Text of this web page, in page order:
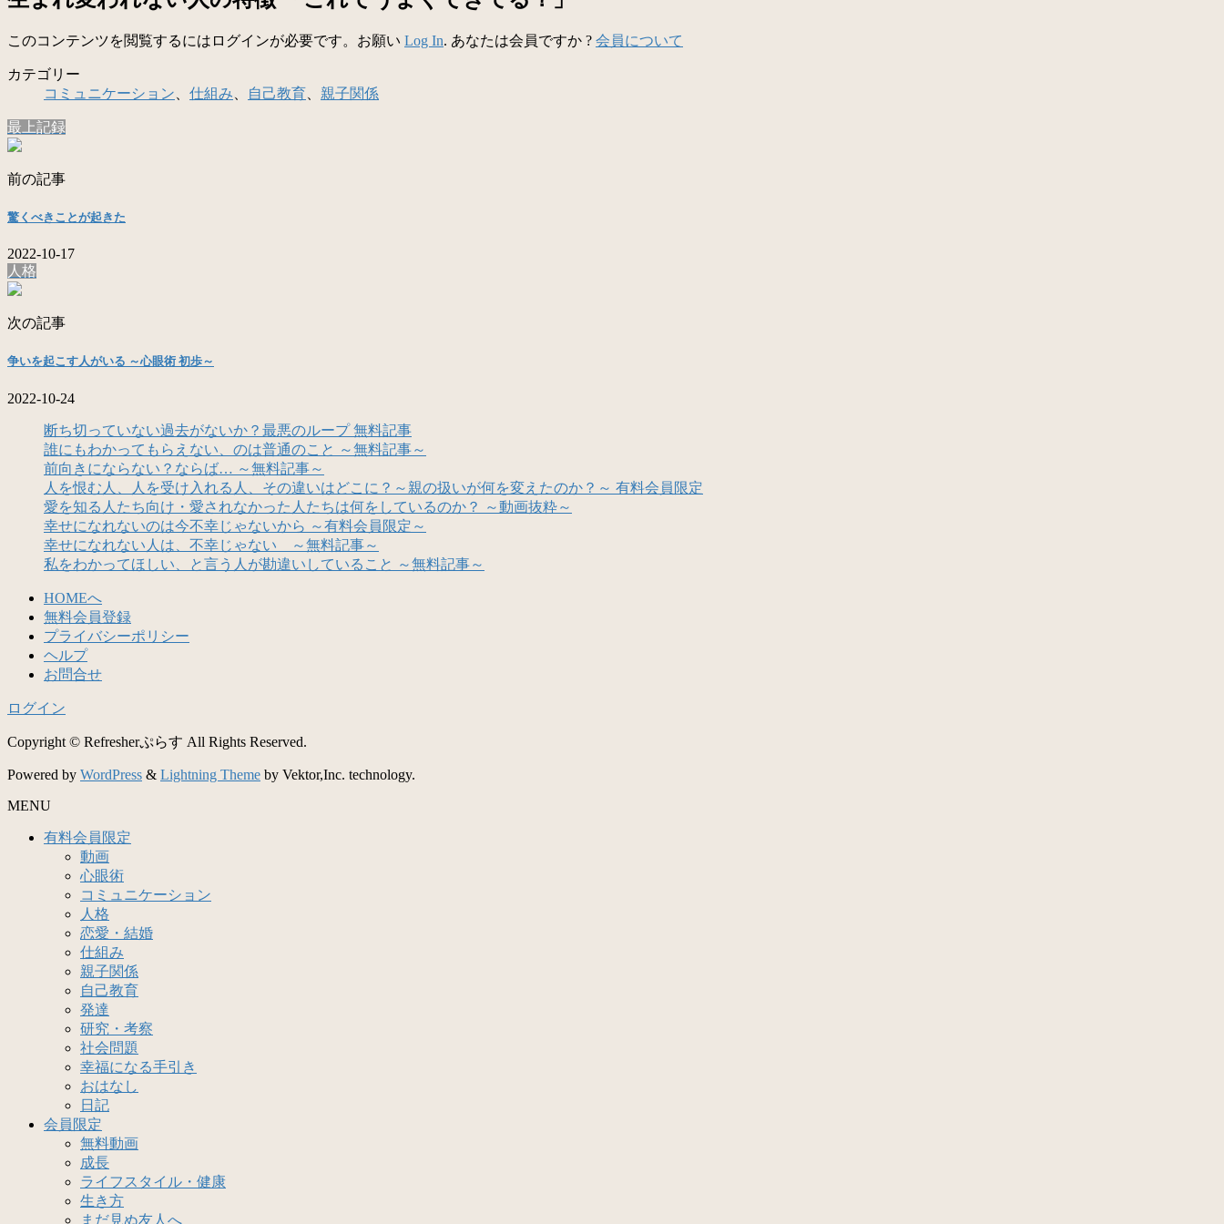
このコンテンツを閲覧するにはログインが必要です。お願い Log In. あなたは会員ですか ? 会員について
カテゴリー
コミュニケーション
仕組み 自己教育 親子関係
最上記録
前の記事
驚くべきことが起きた
2022-10-17
人格
次の記事
争いを起こす人がいる ～心眼術 初歩～
2022-10-24
断ち切っていない過去がないか？最悪のループ 無料記事
誰にもわかってもらえない、のは普通のこと ～無料記事～
前向きにならない？ならば… ～無料記事～
人を恨む人、人を受け入れる人、その違いはどこに？～親の扱いが何を変えたのか？～ 有料会員限定
愛を知る人たち向け・愛されなかった人たちは何をしているのか？ ～動画抜粋～
幸せになれないのは今不幸じゃないから ～有料会員限定～
幸せになれない人は、不幸じゃない ～無料記事～
私をわかってほしい、と言う人が勘違いしていること ～無料記事～
HOMEへ
無料会員登録
プライバシーポリシー
ヘルプ
お問合せ
ログイン
Copyright © Refresherぷらす All Rights Reserved.
Powered by WordPress & Lightning Theme by Vektor,Inc. technology.
MENU
有料会員限定
動画
心眼術
コミュニケーション
人格
恋愛・結婚
仕組み
親子関係
自己教育
発達
研究・考察
社会問題
幸福になる手引き
おはなし
日記
会員限定
無料動画
成長
ライフスタイル・健康
生き方
まだ見ぬ友人へ